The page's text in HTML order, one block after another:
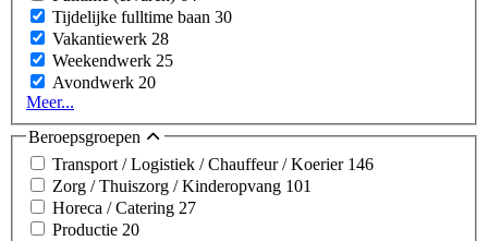
Tijdelijke fulltime baan 30
Vakantiewerk 28
Weekendwerk 25
Avondwerk 20
Meer...
Beroepsgroepen
Transport / Logistiek / Chauffeur / Koerier 146
Zorg / Thuiszorg / Kinderopvang 101
Horeca / Catering 27
Productie 20